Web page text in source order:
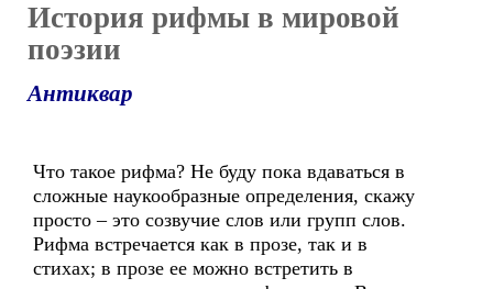
История рифмы в мировой
поэзии
Антиквар
Что такое рифма? Не буду пока вдаваться в
сложные наукообразные определения, скажу
просто – это созвучие слов или групп слов.
Рифма встречается как в прозе, так и в
стихах; в прозе ее можно встретить в